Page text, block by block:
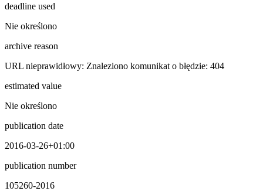
deadline used
Nie określono
archive reason
URL nieprawidłowy: Znaleziono komunikat o błędzie: 404
estimated value
Nie określono
publication date
2016-03-26+01:00
publication number
105260-2016